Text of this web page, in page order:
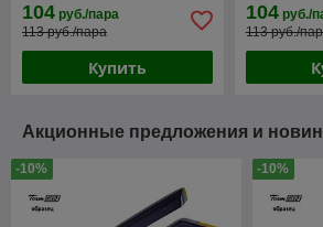
104 руб./пара
113 руб./пара
Купить
104руб./
113 руб./
Акционные предложения и
-10% -10%